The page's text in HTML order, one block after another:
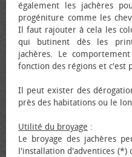
également les jachères
progéniture comme les
Il faut rajouter à cela les
qui butinent dès les
jachères. Le
fonction des régions et c'est
Il peut exister des
près des habitations ou le
Utilité du broyage :
Le broyage des jachères
l'installation d'adventices (*)